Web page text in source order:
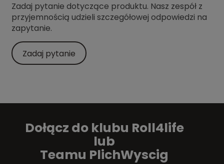
Zadaj pytanie dotyczące produktu. Nasz zespół z
przyjemnością udzieli szczegółowej odpowiedzi na
zapytanie.
Zadaj pytanie
Dołącz do klubu Roll4life
lub
Teamu PlichWyscig